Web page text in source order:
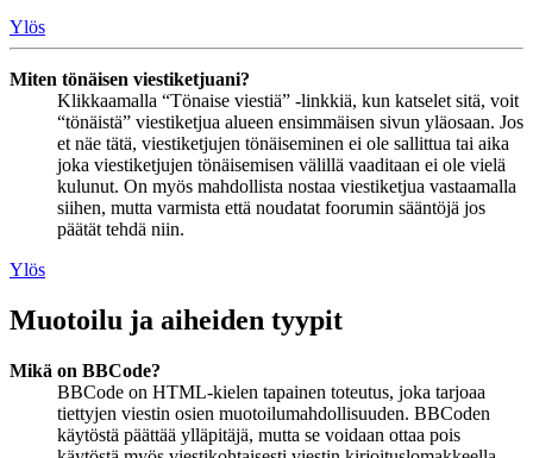
Ylös
Miten tönäisen viestiketjuani?
Klikkaamalla “Tönaise viestiä” -linkkiä, kun katselet sitä, voit
“tönäistä” viestiketjua alueen ensimmäisen sivun yläosaan. Jos
et näe tätä, viestiketjujen tönäiseminen ei ole sallittua tai aika
joka viestiketjujen tönäisemisen välillä vaaditaan ei ole vielä
kulunut. On myös mahdollista nostaa viestiketjua vastaamalla
siihen, mutta varmista että noudatat foorumin sääntöjä jos
päätät tehdä niin.
Ylös
Muotoilu ja aiheiden tyypit
Mikä on BBCode?
BBCode on HTML-kielen tapainen toteutus, joka tarjoaa
tiettyjen viestin osien muotoilumahdollisuuden. BBCoden
käytöstä päättää ylläpitäjä, mutta se voidaan ottaa pois